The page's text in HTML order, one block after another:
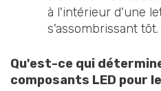
à l'intérieur d'une
s'assombrissant tôt.
Qu'est-ce qui
composants LED pour